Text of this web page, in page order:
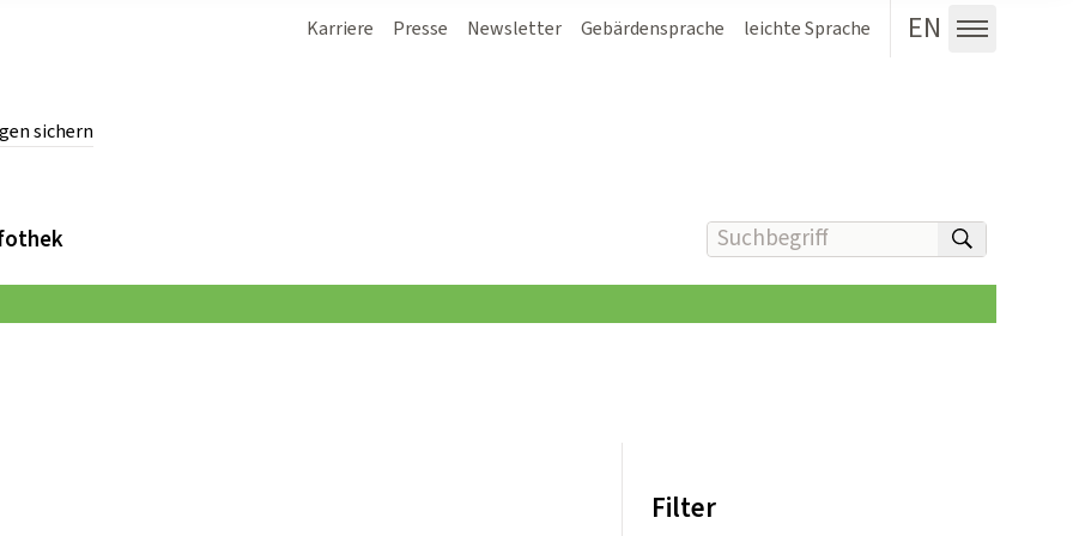
sichern
Karriere Presse Newsletter Gebärdensprache leichte Sprache EN
Menü
Suchbegriff(e) eingeben
Filter